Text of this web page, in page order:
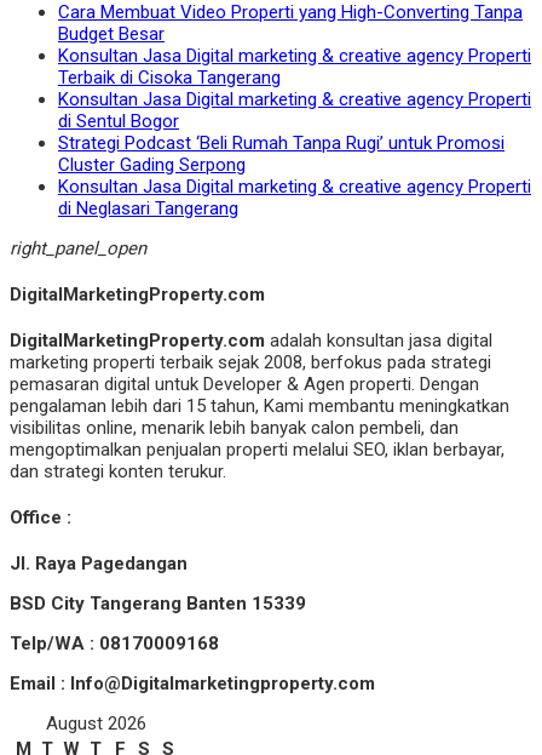
Cara Membuat Video Properti yang High-Converting Tanpa
Budget Besar
Konsultan Jasa Digital marketing & creative agency Properti
Terbaik di Cisoka Tangerang
Konsultan Jasa Digital marketing & creative agency Properti
di Sentul Bogor
Strategi Podcast ‘Beli Rumah Tanpa Rugi’ untuk Promosi
Cluster Gading Serpong
Konsultan Jasa Digital marketing & creative agency Properti
di Neglasari Tangerang
right_panel_open
DigitalMarketingProperty.com
DigitalMarketingProperty.com adalah konsultan jasa digital
marketing properti terbaik sejak 2008, berfokus pada strategi
pemasaran digital untuk Developer & Agen properti. Dengan
pengalaman lebih dari 15 tahun, Kami membantu meningkatkan
visibilitas online, menarik lebih banyak calon pembeli, dan
mengoptimalkan penjualan properti melalui SEO, iklan berbayar,
dan strategi konten terukur.
Office :
Jl. Raya Pagedangan
BSD City Tangerang Banten 15339
Telp/WA : 08170009168
Email : Info@Digitalmarketingproperty.com
August 2026
M T W T F S S